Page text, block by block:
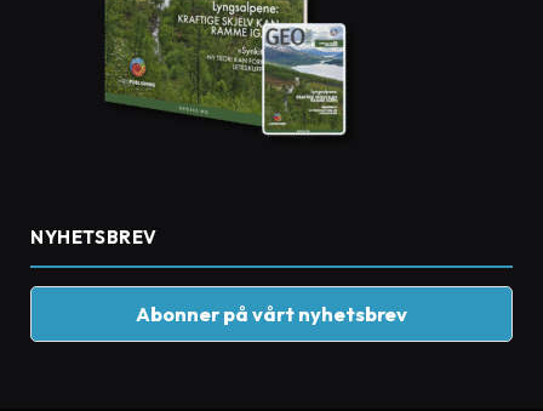
NYHETSBREV
Abonner på vårt nyhetsbrev